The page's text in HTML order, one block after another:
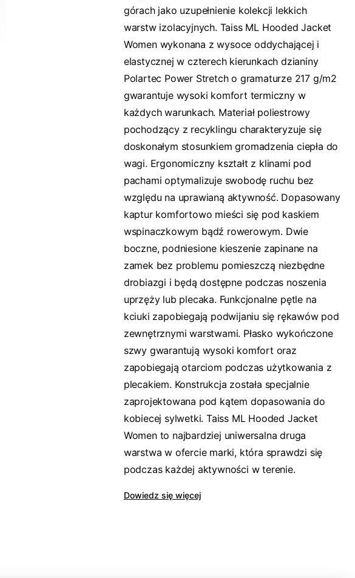
górach jako uzupełnienie kolekcji lekkich
warstw izolacyjnych. Taiss ML Hooded Jacket
Women wykonana z wysoce oddychającej i
elastycznej w czterech kierunkach dzianiny
Polartec Power Stretch o gramaturze 217 g/m2
gwarantuje wysoki komfort termiczny w
każdych warunkach. Materiał poliestrowy
pochodzący z recyklingu charakteryzuje się
doskonałym stosunkiem gromadzenia ciepła do
wagi. Ergonomiczny kształt z klinami pod
pachami optymalizuje swobodę ruchu bez
względu na uprawianą aktywność. Dopasowany
kaptur komfortowo mieści się pod kaskiem
wspinaczkowym bądź rowerowym. Dwie
boczne, podniesione kieszenie zapinane na
zamek bez problemu pomieszczą niezbędne
drobiazgi i będą dostępne podczas noszenia
uprzęży lub plecaka. Funkcjonalne pętle na
kciuki zapobiegają podwijaniu się rękawów pod
zewnętrznymi warstwami. Płasko wykończone
szwy gwarantują wysoki komfort oraz
zapobiegają otarciom podczas użytkowania z
plecakiem. Konstrukcja została specjalnie
zaprojektowana pod kątem dopasowania do
kobiecej sylwetki. Taiss ML Hooded Jacket
Women to najbardziej uniwersalna druga
warstwa w ofercie marki, która sprawdzi się
podczas każdej aktywności w terenie.
Dowiedz się więcej